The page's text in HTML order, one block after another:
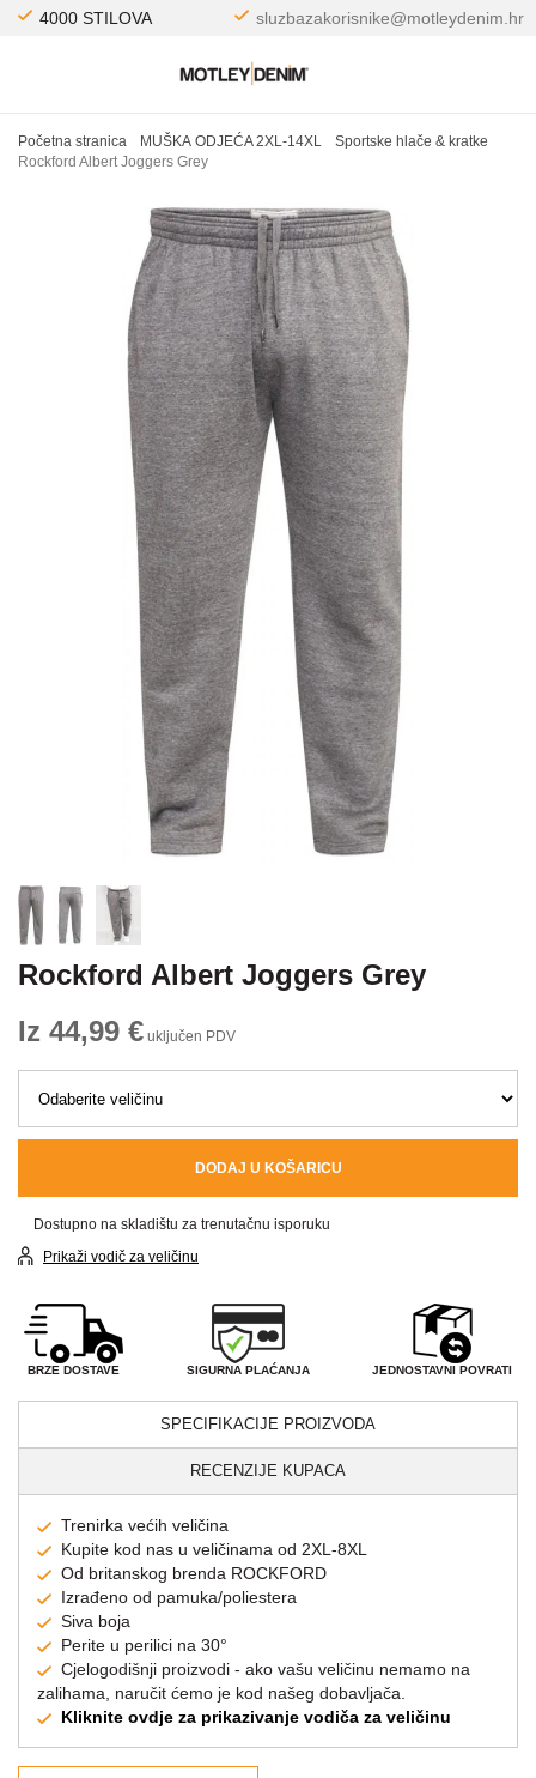
4000 STILOVA sluzbazakorisnike@motleydenim.hr
Početna stranica MUŠKA ODJEĆA 2XL-14XL
Sportske hlače & kratke
Rockford Albert Joggers Grey
Rockford Albert Joggers Grey
Iz 44,99 € uključen PDV
DODAJ U KOŠARICU
Dostupno na skladištu za trenutačnu isporuku
Prikaži vodič za veličinu
BRZE DOSTAVE SIGURNA PLAĆANJA JEDNOSTAVNI POVRATI
SPECIFIKACIJE PROIZVODA
RECENZIJE KUPACA
Trenirka većih veličina
Kupite kod nas u veličinama od 2XL-8XL
Od britanskog brenda ROCKFORD
Izrađeno od pamuka/poliestera
Siva boja
Perite u perilici na 30°
Cjelogodišnji proizvodi - ako vašu veličinu nemamo na
zalihama, naručit ćemo je kod našeg dobavljača.
Kliknite ovdje za prikazivanje vodiča za veličinu